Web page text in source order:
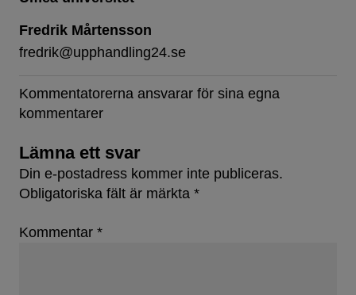
Fredrik Mårtensson
fredrik@upphandling24.se
Kommentatorerna ansvarar för sina egna
kommentarer
Lämna ett svar
Din e-postadress kommer inte publiceras.
Obligatoriska fält är märkta *
Kommentar *